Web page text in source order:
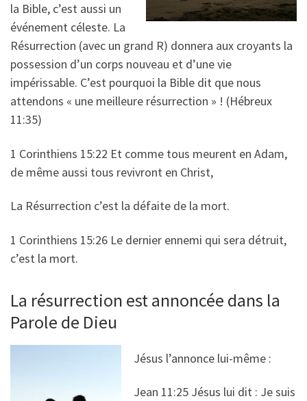
la Bible, c’est aussi un
événement céleste. La
Résurrection (avec un grand R) donnera aux croyants la
possession d’un corps nouveau et d’une vie
impérissable. C’est pourquoi la Bible dit que nous
attendons « une meilleure résurrection » ! (Hébreux
11:35)
1 Corinthiens 15:22 Et comme tous meurent en Adam,
de même aussi tous revivront en Christ,
La Résurrection c’est la défaite de la mort.
1 Corinthiens 15:26 Le dernier ennemi qui sera détruit,
c’est la mort.
La résurrection est annoncée dans la
Parole de Dieu
Jésus l’annonce lui-même :
Jean 11:25 Jésus lui dit : Je suis